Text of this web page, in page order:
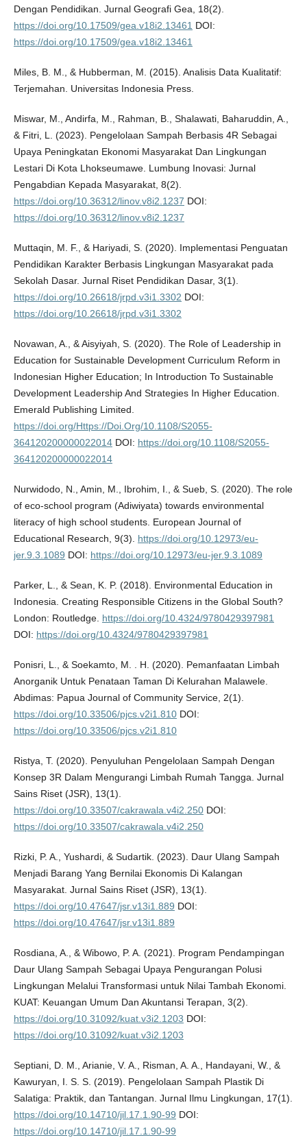
Dengan Pendidikan. Jurnal Geografi Gea, 18(2).
https://doi.org/10.17509/gea.v18i2.13461 DOI:
https://doi.org/10.17509/gea.v18i2.13461
Miles, B. M., & Hubberman, M. (2015). Analisis Data Kualitatif:
Terjemahan. Universitas Indonesia Press.
Miswar, M., Andirfa, M., Rahman, B., Shalawati, Baharuddin, A.,
& Fitri, L. (2023). Pengelolaan Sampah Berbasis 4R Sebagai
Upaya Peningkatan Ekonomi Masyarakat Dan Lingkungan
Lestari Di Kota Lhokseumawe. Lumbung Inovasi: Jurnal
Pengabdian Kepada Masyarakat, 8(2).
https://doi.org/10.36312/linov.v8i2.1237 DOI:
https://doi.org/10.36312/linov.v8i2.1237
Muttaqin, M. F., & Hariyadi, S. (2020). Implementasi Penguatan
Pendidikan Karakter Berbasis Lingkungan Masyarakat pada
Sekolah Dasar. Jurnal Riset Pendidikan Dasar, 3(1).
https://doi.org/10.26618/jrpd.v3i1.3302 DOI:
https://doi.org/10.26618/jrpd.v3i1.3302
Novawan, A., & Aisyiyah, S. (2020). The Role of Leadership in
Education for Sustainable Development Curriculum Reform in
Indonesian Higher Education; In Introduction To Sustainable
Development Leadership And Strategies In Higher Education.
Emerald Publishing Limited.
https://doi.org/Https://Doi.Org/10.1108/S2055-
364120200000022014DOI: https://doi.org/10.1108/S2055-
364120200000022014
Nurwidodo, N., Amin, M., Ibrohim, I., & Sueb, S. (2020). The role
of eco-school program (Adiwiyata) towards environmental
literacy of high school students. European Journal of
Educational Research, 9(3). https://doi.org/10.12973/eu-
jer.9.3.1089 DOI: https://doi.org/10.12973/eu-jer.9.3.1089
Parker, L., & Sean, K. P. (2018). Environmental Education in
Indonesia. Creating Responsible Citizens in the Global South?
London: Routledge. https://doi.org/10.4324/9780429397981
DOI: https://doi.org/10.4324/9780429397981
Ponisri, L., & Soekamto, M. . H. (2020). Pemanfaatan Limbah
Anorganik Untuk Penataan Taman Di Kelurahan Malawele.
Abdimas: Papua Journal of Community Service, 2(1).
https://doi.org/10.33506/pjcs.v2i1.810DOI:
https://doi.org/10.33506/pjcs.v2i1.810
Ristya, T. (2020). Penyuluhan Pengelolaan Sampah Dengan
Konsep 3R Dalam Mengurangi Limbah Rumah Tangga. Jurnal
Sains Riset (JSR), 13(1).
https://doi.org/10.33507/cakrawala.v4i2.250DOI:
https://doi.org/10.33507/cakrawala.v4i2.250
Rizki, P. A., Yushardi, & Sudartik. (2023). Daur Ulang Sampah
Menjadi Barang Yang Bernilai Ekonomis Di Kalangan
Masyarakat. Jurnal Sains Riset (JSR), 13(1).
https://doi.org/10.47647/jsr.v13i1.889 DOI:
https://doi.org/10.47647/jsr.v13i1.889
Rosdiana, A., & Wibowo, P. A. (2021). Program Pendampingan
Daur Ulang Sampah Sebagai Upaya Pengurangan Polusi
Lingkungan Melalui Transformasi untuk Nilai Tambah Ekonomi.
KUAT: Keuangan Umum Dan Akuntansi Terapan, 3(2).
https://doi.org/10.31092/kuat.v3i2.1203 DOI:
https://doi.org/10.31092/kuat.v3i2.1203
Septiani, D. M., Arianie, V. A., Risman, A. A., Handayani, W., &
Kawuryan, I. S. S. (2019). Pengelolaan Sampah Plastik Di
Salatiga: Praktik, dan Tantangan. Jurnal Ilmu Lingkungan, 17(1).
https://doi.org/10.14710/jil.17.1.90-99 DOI:
https://doi.org/10.14710/jil.17.1.90-99